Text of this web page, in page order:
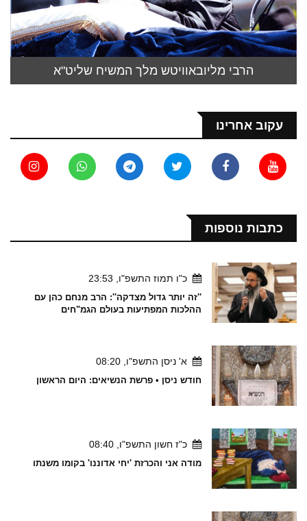
הרבי מליובאוויטש מלך המשיח שליט"א
עקוב אחרינו
כתבות נוספות
כ"ו תמוז התשפ"ו, 23:53
''זה יותר גדול מצדקה'': הרב מנחם כהן עם
ההלכות המפתיעות בעולם הגמ"חים
א' ניסן התשפ"ו, 08:20
חודש ניסן • פרשת הנשיאים: היום הראשון
כ"ז חשון התשפ"ו, 08:40
מודה אני והכרזת 'יחי אדוננו' בקומו משנתו